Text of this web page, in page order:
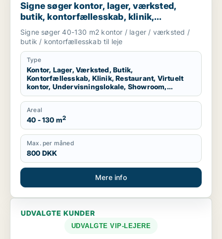
Signe søger kontor, lager, værksted,
butik, kontorfællesskab, klinik,
restaurant, virtuelt kontor,
undervisningslokale, showroom,
erhvervsgrund, produktionslokaler eller
garage til leje i København K, Virum eller
Helsingør m.fl.
Signe søger 40-130 m2 kontor / lager / værksted /
butik / kontorfællesskab til leje
Type
Kontor, Lager, Værksted, Butik,
Kontorfællesskab, Klinik, Restaurant, Virtuelt
kontor, Undervisningslokale, Showroom,
Erhvervsgrund, Produktionslokaler, Garage
Areal
40 - 130 m2
Max. per måned
800 DKK
Mere info
UDVALGTE KUNDER
UDVALGTE VIP-LEJERE